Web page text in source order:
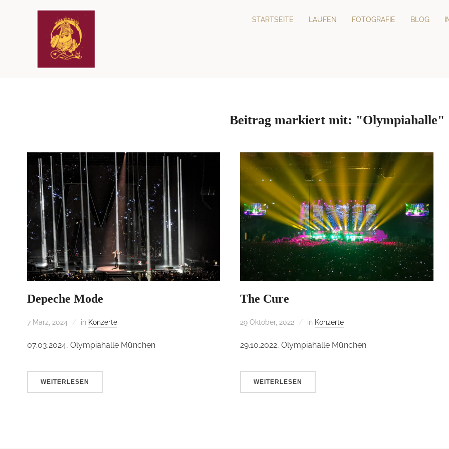
STARTSEITE LAUFEN FOTOGRAFIE BLOG
Beitrag markiert mit: "Olympiahalle"
Depeche Mode
7 März, 2024 in Konzerte
07.03.2024, Olympiahalle München
WEITERLESEN
The Cure
29 Oktober, 2022 in Konzerte
29.10.2022, Olympiahalle München
WEITERLESEN